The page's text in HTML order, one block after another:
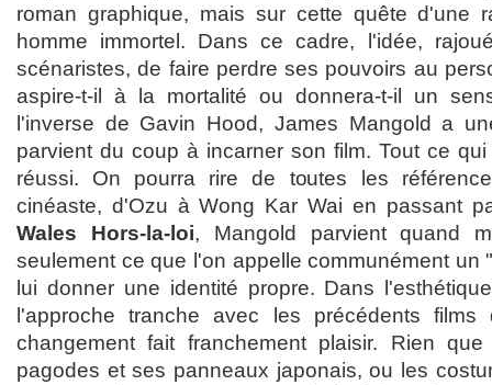
roman graphique, mais sur cette quête d'une
homme immortel. Dans ce cadre, l'idée,
scénaristes, de faire perdre ses pouvoirs au
aspire-t-il à la mortalité ou donnera-t-il un
l'inverse de Gavin Hood, James Mangold a
parvient du coup à incarner son film. Tout ce
réussi. On pourra rire de toutes les
cinéaste, d'Ozu à Wong Kar Wai en passant
Wales Hors-la-loi, Mangold parvient quand
seulement ce que l'on appelle communément un
lui donner une identité propre. Dans
l'approche tranche avec les précédents
changement fait franchement plaisir. Rien
pagodes et ses panneaux japonais, ou les